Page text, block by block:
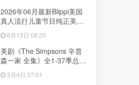
度网盘下载！
2026年06月最新Blippi美国
真人流行儿童节目纯正美式
英语启蒙学习，1008集+，
1080P高清视频带英文字
幕，百度网盘下载！
6月13日 08:20
美剧《The Simpsons 辛普
森一家 全集》全1-37季总共
802集，英语带中英文字幕，
百度网盘下载！
3月4日 07:01